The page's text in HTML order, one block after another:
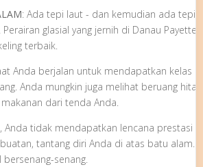
: Ada tepi laut - dan kemudian ada tepi
Perairan glasial yang jernih di Danau
terbaik.
Anda berjalan untuk mendapatkan kelas
Anda mungkin juga melihat beruang
dari tenda Anda.
Anda tidak mendapatkan lencana prestasi
tantang diri Anda di atas batu alam.
senang.